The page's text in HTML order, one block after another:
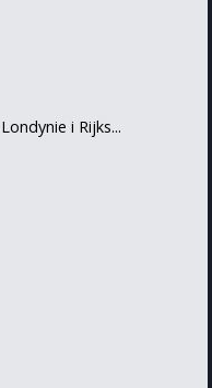
i Rijks...